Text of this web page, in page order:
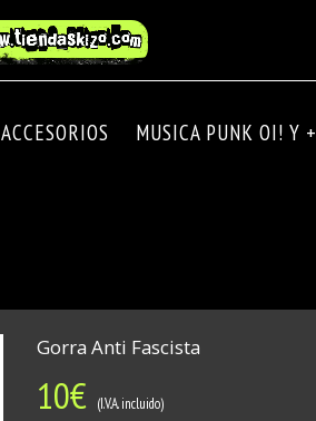
ACCESORIOS MUSICA PUNK OI! Y +
Gorra Anti Fascista
10€ (I.V.A. incluido)